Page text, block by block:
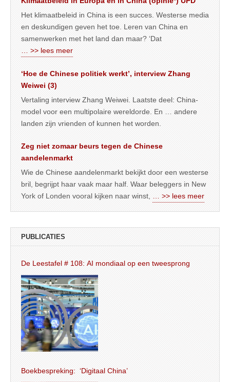
Het klimaatbeleid in China is een succes. Westerse media
en deskundigen geven het toe. Leren van China en
samenwerken met het land dan maar? ‘Dat
… >> lees meer
‘Hoe de Chinese politiek werkt’, interview Zhang
Weiwei (3)
Vertaling interview Zhang Weiwei. Laatste deel: China-
model voor een multipolaire wereldorde. En … andere
landen zijn vrienden of kunnen het worden.
Zeg niet zomaar beurs tegen de Chinese
aandelenmarkt
Wie de Chinese aandelenmarkt bekijkt door een westerse
bril, begrijpt haar vaak maar half. Waar beleggers in New
York of Londen vooral kijken naar winst, … >> lees meer
PUBLICATIES
De Leestafel # 108: AI mondiaal op een tweesprong
Boekbespreking: ‘Digitaal China’